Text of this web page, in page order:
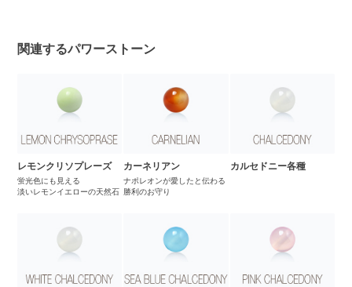
関連するパワーストーン
レモンクリソプレーズ
蛍光色にも見える
淡いレモンイエローの天然石
カーネリアン
ナポレオンが愛したと伝わる
勝利のお守り
カルセドニー各種